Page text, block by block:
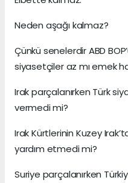
Neden aşağı kalmaz?
Çünkü senelerdir ABD
siyasetçiler az mı emek
Irak parçalanırken Türk
vermedi mi?
Irak Kürtlerinin Kuzey
yardım etmedi mi?
Suriye parçalanırken